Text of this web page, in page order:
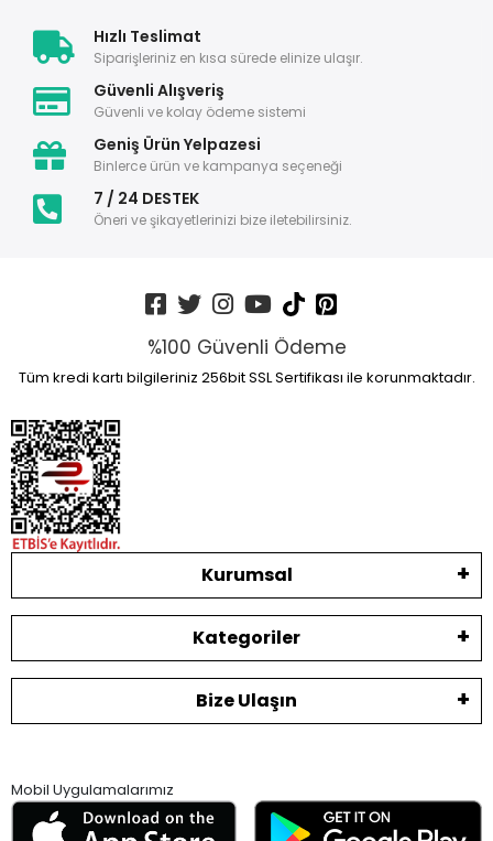
Hızlı Teslimat
Siparişleriniz en kısa sürede elinize ulaşır.
Güvenli Alışveriş
Güvenli ve kolay ödeme sistemi
Geniş Ürün Yelpazesi
Binlerce ürün ve kampanya seçeneği
7 / 24 DESTEK
Öneri ve şikayetlerinizi bize iletebilirsiniz.
%100 Güvenli Ödeme
Tüm kredi kartı bilgileriniz 256bit SSL Sertifikası ile korunmaktadır.
Kurumsal
Kategoriler
Bize Ulaşın
Mobil Uygulamalarımız